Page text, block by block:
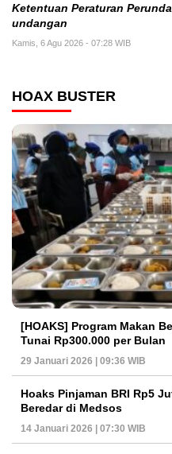
Ketentuan Peraturan
undangan
Kamis, 6 Agu 2026 - 07:28 WIB
HOAX BUSTER
[HOAKS] Program Makan
Tunai Rp300.000 per Bulan
29 Januari 2026 | 09:36 WIB
Hoaks Pinjaman BRI Rp5
Beredar di Medsos
14 Januari 2026 | 07:30 WIB